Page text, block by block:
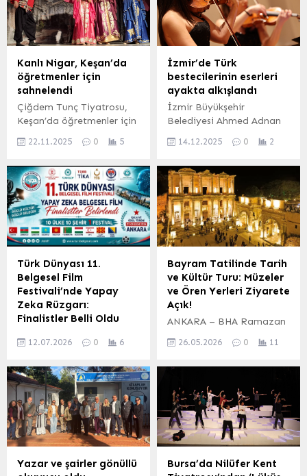
Kanlı Nigar, Keşan’da
öğretmenler için
sahnelendi
Çiğdem Tunç Tiyatrosu,
Keşan’da öğretmenler için
sahneledi. ERDOĞAN
24 Kasım Öğretmenler
Günü kapsamında
Keşan’da düzenlenen
programda, Çiğdem Tunç
Tiyatrosu “Kanlı Nigar”
oyununu sahneledi. İlçe
Millî Eğitim Müdürlüğü
personeli ve çok sayıda
öğretmenin katılımıyla
gerçekleşen etkinlik,
eğitim camiası ile kültür
araya...
22.11.2025 0 5
İzmir’de Türk
bestecilerinin eserleri
ayakta alkışlandı
İzmir Büyükşehir
Belediyesi Ahmed Adnan
(AASSM) yaylı çalgılardan
Türk bestecilerin eserlerine
yer verdiği konseri büyük
ilgi gördü. İZMİR (İGFA) –
İzmir Büyükşehir
Belediyesi Ahmed Adnan
Saygun Sanat Merkezi
(AASSM) aralık ayında
birbirinden değerli
sanatçıları ve grupları
ağırlamaya devam ediyor.
Son olarak Küçük Salon’da
oda...
14.12.2025 0 2
Türk Dünyası 11.
Belgesel Film
Festivali’nde Yapay
Zeka Rüzgarı:
Finalistler Belli Oldu
Dünyası’nın kültürel
anlayışını buluşturan 11.
Türk Dünyası Belgesel Film
Festivali’nde heyecan
dorukta. Yapay zeka
destekli belgesel filmler
kategorisinde ön jüri
değerlendirmeleri
tamamlandı ve finale
12.07.2026 0 6
Bayram Tatilinde Tarih
ve Kültür Turu: Müzeler
ve Ören Yerleri Ziyarete
Açık!
ANKARA – BHA Ramazan
birlikte, Kültür ve Turizm
vatandaşlara müjdeli bir
haber geldi. Açıklamada,
bayramın birlik ve
beraberlik ruhuna vurgu
yapılarak, tüm
vatandaşların bu özel
günlerde tarihi ve kültürel
mirası keşfedebileceği
26.05.2026 0 11
Yazar ve şairler gönüllü
Bursa’da Nilüfer Kent